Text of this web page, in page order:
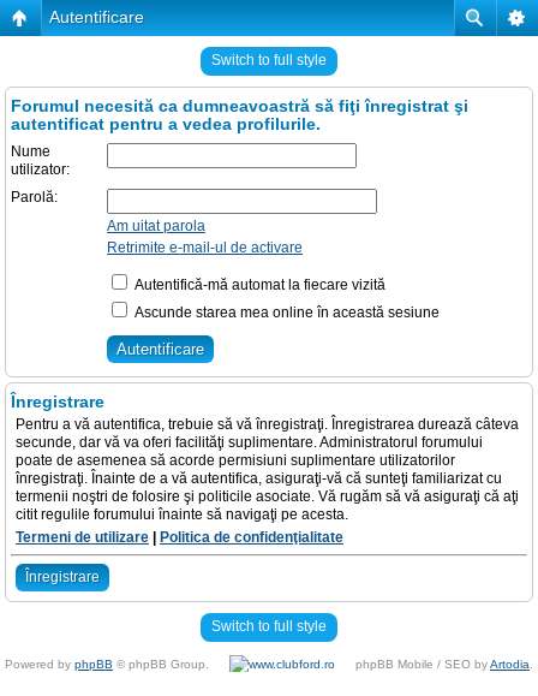
Autentificare
Switch to full style
Forumul necesită ca dumneavoastră să fiţi înregistrat şi
autentificat pentru a vedea profilurile.
Nume
utilizator:
Parolă:
Am uitat parola
Retrimite e-mail-ul de activare
Autentifică-mă automat la fiecare vizită
Ascunde starea mea online în această sesiune
Înregistrare
Pentru a vă autentifica, trebuie să vă înregistraţi. Înregistrarea durează câteva
secunde, dar vă va oferi facilităţi suplimentare. Administratorul forumului
poate de asemenea să acorde permisiuni suplimentare utilizatorilor
înregistraţi. Înainte de a vă autentifica, asiguraţi-vă că sunteţi familiarizat cu
termenii noştri de folosire şi politicile asociate. Vă rugăm să vă asiguraţi că aţi
citit regulile forumului înainte să navigaţi pe acesta.
Termeni de utilizare
Politica de confidenţialitate
Înregistrare
Switch to full style
Powered by phpBB © phpBB Group. phpBB Mobile / SEO byArtodia